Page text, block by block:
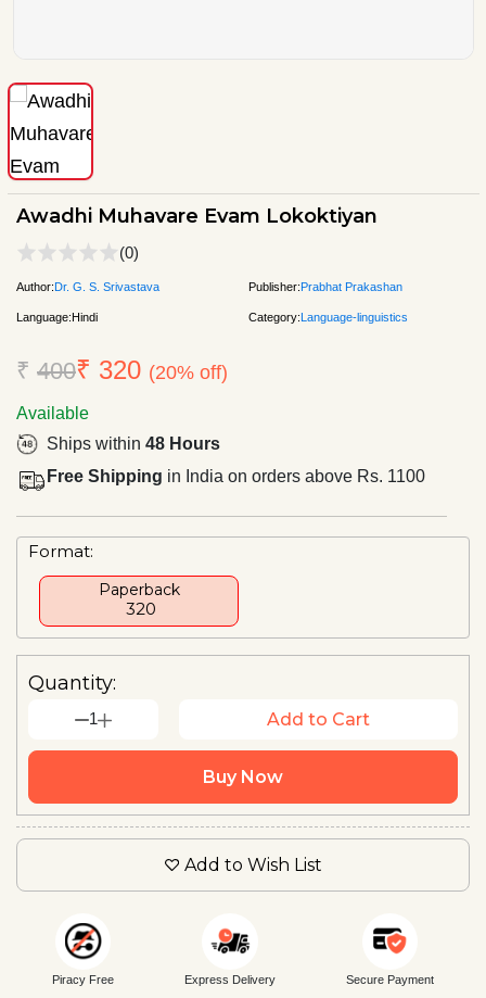
Awadhi Muhavare Evam Lokoktiyan
(0)
Author:Dr. G. S. Srivastava Publisher:Prabhat Prakashan
Language:Hindi Category:Language-linguistics
₹ 400₹ 320 (20% off)
Available
Ships within 48 Hours
Free Shipping in India on orders above Rs. 1100
Format:
Paperback
₹ 320
Quantity:
1 Add to Cart
Buy Now
Add to Wish List
Piracy Free Express Delivery Secure Payment